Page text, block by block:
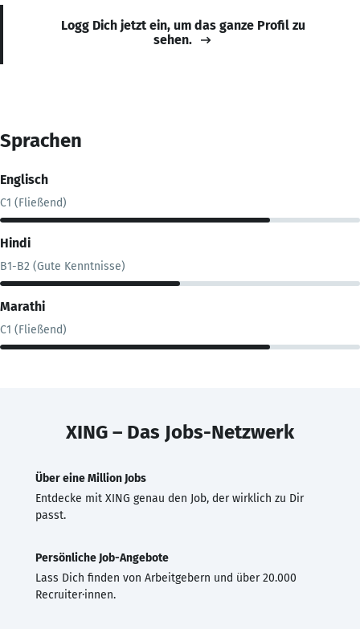
Logg Dich jetzt ein, um das ganze Profil zu
sehen.
Sprachen
Englisch
C1 (Fließend)
Hindi
B1-B2 (Gute Kenntnisse)
Marathi
C1 (Fließend)
XING – Das Jobs-Netzwerk
Über eine Million Jobs
Entdecke mit XING genau den Job, der wirklich zu Dir
passt.
Persönliche Job-Angebote
Lass Dich finden von Arbeitgebern und über 20.000
Recruiter·innen.